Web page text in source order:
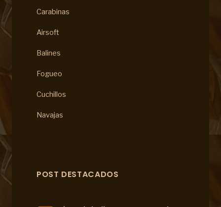
Carabinas
Airsoft
Balines
Fogueo
Cuchillos
Navajas
POST DESTACADOS